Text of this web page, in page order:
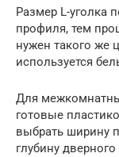
Размер L-уголка
профиля, тем
нужен такого же
используется
Для
готовые
выбрать ширину
глубину